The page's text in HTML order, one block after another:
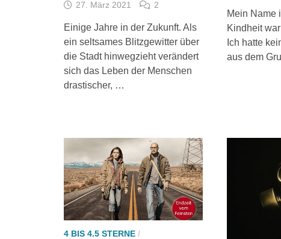
27. März 2021 2
Einige Jahre in der Zukunft. Als
ein seltsames Blitzgewitter über
die Stadt hinwegzieht verändert
sich das Leben der Menschen
drastischer, …
Mein Name
Kindheit
Ich hatte
aus dem
4 BIS 4.5 STERNE /